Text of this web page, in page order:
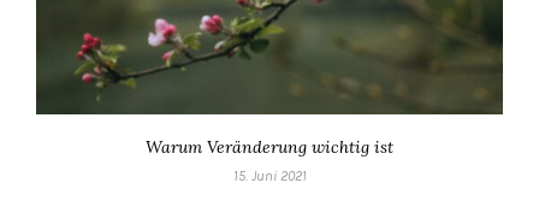
Warum Veränderung wichtig ist
15. Juni 2021